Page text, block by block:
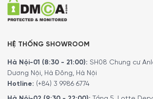
Các tính năng nổi bật của
áp tường Siemens
HỆ THỐNG SHOWROOM
Hà Nội-01 (8:30 - 21:00): SH08 Chung cư
Dương Nội, Hà Đông, Hà Nội
Hotline: (+84) 3 9986 6774